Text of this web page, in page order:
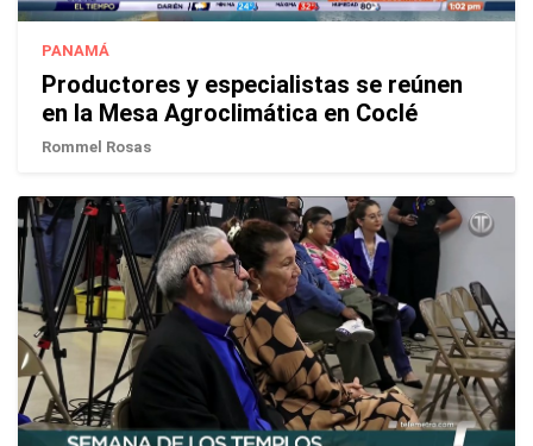
PANAMÁ
Productores y especialistas se reúnen
en la Mesa Agroclimática en Coclé
Rommel Rosas